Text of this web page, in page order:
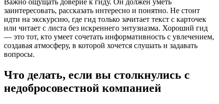
Важно ощущать доверие к гиду. Он должен уметь
заинтересовать, рассказать интересно и понятно. Не стоит
идти на экскурсию, где гид только зачитает текст с карточек
или читает с листа без искреннего энтузиазма. Хороший гид
— это тот, кто умеет сочетать информативность с увлечением,
создавая атмосферу, в которой хочется слушать и задавать
вопросы.
Что делать, если вы столкнулись с
недобросовестной компанией